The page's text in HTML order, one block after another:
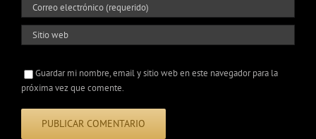
Guardar mi nombre, email y sitio web en este navegador para la
próxima vez que comente.